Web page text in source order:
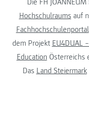
Die FH
Hochschulraums auf
Fachhochschulenportal
dem Projekt EU4DUAL
Education Österreichs
Das Land Steiermark